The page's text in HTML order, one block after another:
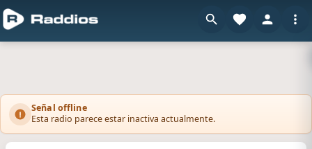
Señal offline
Esta radio parece estar inactiva actualmente.